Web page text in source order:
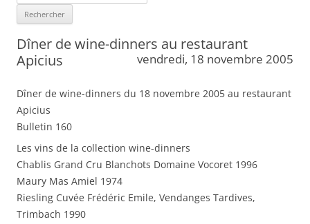
for:
Dîner de wine-dinners au restaurant
Apicius
vendredi, 18 novembre 2005
Dîner de wine-dinners du 18 novembre 2005 au restaurant
Apicius
Bulletin 160
Les vins de la collection wine-dinners
Chablis Grand Cru Blanchots Domaine Vocoret 1996
Maury Mas Amiel 1974
Riesling Cuvée Frédéric Emile, Vendanges Tardives,
Trimbach 1990